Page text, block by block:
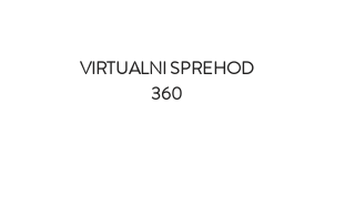
VIRTUALNI SPREHOD
360